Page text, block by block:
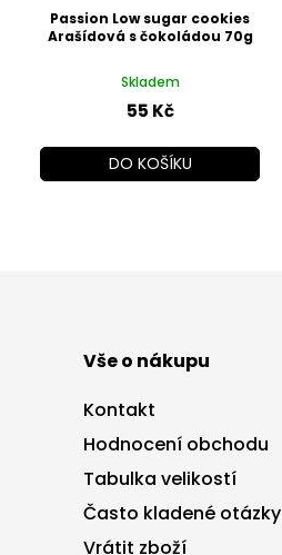
Passion Low sugar cookies
Arašídová s čokoládou 70g
Skladem
55 Kč
DO KOŠÍKU
Vše o nákupu
Kontakt
Hodnocení obchodu
Tabulka velikostí
Často kladené otázky
Vrátit zboží